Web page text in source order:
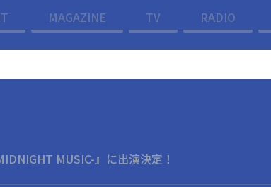
MAGAZINE TV RADIO
MUSIC-』に出演決定！